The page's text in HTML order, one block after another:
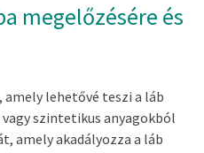
megelőzésére és
lehetővé teszi a láb
szintetikus anyagokból
amely akadályozza a láb